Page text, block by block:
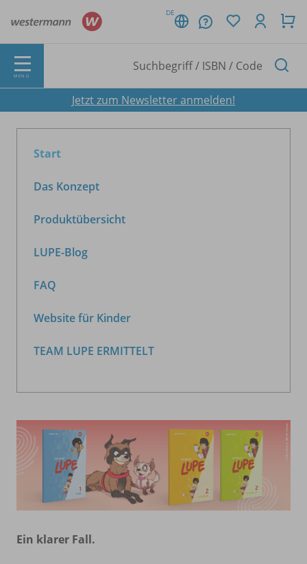
DE
MENÜ
Jetzt zum Newsletter anmelden!
Start
Das Konzept
Produktübersicht
LUPE-Blog
FAQ
Website für Kinder
TEAM LUPE ERMITTELT
Ein klarer Fall.